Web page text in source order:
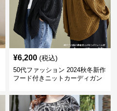
¥6,200 (税込)
50代ファッション 2024秋冬新作
フード付きニットカーディガン